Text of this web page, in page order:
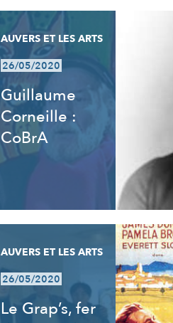
AUVERS ET LES ARTS
26/05/2020
Guillaume
Corneille :
CoBrA
AUVERS ET LES ARTS
26/05/2020
Le Grap’s, fer